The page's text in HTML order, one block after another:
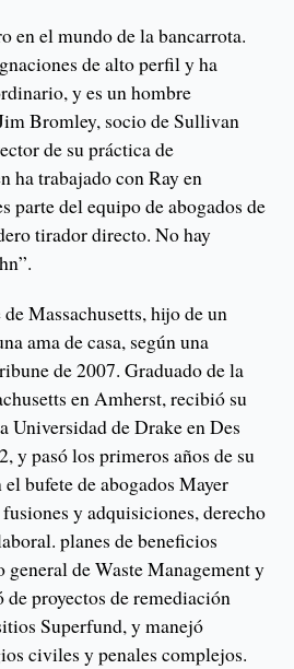
en el mundo de la bancarrota.
de alto perfil y ha
y es un hombre
Bromley, socio de Sullivan
de su práctica de
ha trabajado con Ray en
parte del equipo de abogados de
tirador directo. No hay
Massachusetts, hijo de un
ama de casa, según una
de 2007. Graduado de la
en Amherst, recibió su
Universidad de Drake en Des
y pasó los primeros años de su
bufete de abogados Mayer
y adquisiciones, derecho
planes de beneficios
general de Waste Management y
de proyectos de remediación
Superfund, y manejó
civiles y penales complejos.